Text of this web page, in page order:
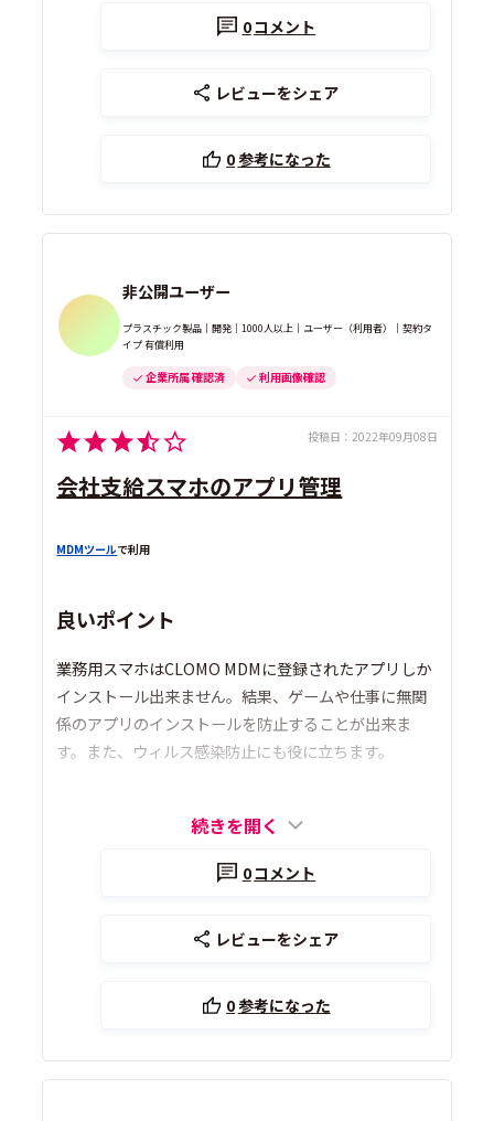
0コメント
レビューをシェア
0参考になった
非公開ユーザー
プラスチック製品｜開発｜1000人以上｜ユーザー（利用者）｜契約タ
イプ 有償利用
企業所属 確認済 利用画像確認
投稿日： 2022年09月08日
会社支給スマホのアプリ管理
MDMツールで利用
良いポイント
業務用スマホはCLOMO MDMに登録されたアプリしか
インストール出来ません。結果、ゲームや仕事に無関
係のアプリのインストールを防止することが出来ま
す。また、ウィルス感染防止にも役に立ちます。
続きを開く
0コメント
レビューをシェア
0参考になった